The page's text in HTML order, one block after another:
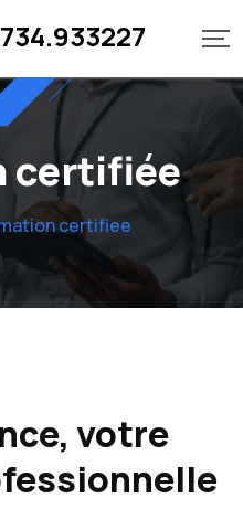
certifiée
certifiee
votre